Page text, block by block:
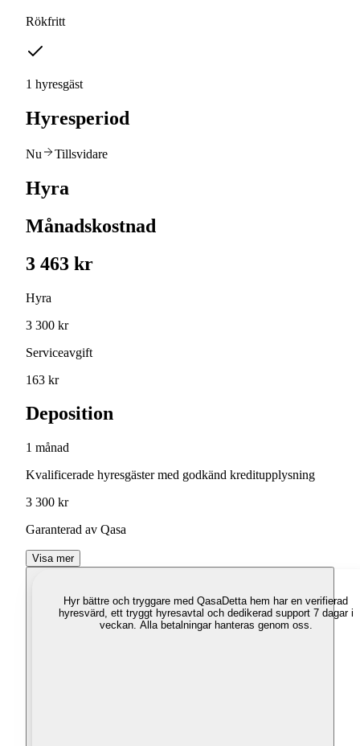
Rökfritt
1 hyresgäst
Hyresperiod
Nu Tillsvidare
Hyra
Månadskostnad
3 463 kr
Hyra
3 300 kr
Serviceavgift
163 kr
Deposition
1 månad
Kvalificerade hyresgäster med godkänd kreditupplysning
3 300 kr
Garanterad av Qasa
Visa mer
Hyr bättre och tryggare med QasaDetta hem har en verifierad
hyresvärd, ett tryggt hyresavtal och dedikerad support 7 dagar i
veckan. Alla betalningar hanteras genom oss.